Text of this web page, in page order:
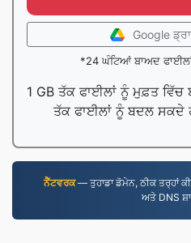
Google
*24 ਘੰਟਿਆਂ ਬਾਅਦ
1 GB ਤੱਕ ਫਾਈਲਾਂ ਨੂੰ ਮੁਫ਼ਤ
ਤੱਕ ਫਾਈਲਾਂ ਨੂੰ ਬਦਲ ਸਕਦੇ
ਨੈੱਟਵਰਕ— ਤੁਹਾਡਾ ਡੋਮੇਨ, ਠੀਕ ਤਰ੍ਹਾਂ
ਅਤੇ DNS